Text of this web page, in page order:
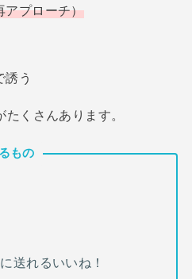
プローチ）
誘う
くさんあります。
もの
送れるいいね！